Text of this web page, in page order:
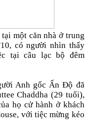
một căn nhà ở trung
có người nhìn thấy
tại câu lạc bộ đêm
Anh gốc Ấn Độ đã
Chaddha (29 tuổi),
họ cử hành ở khách
với tiệc mừng kéo